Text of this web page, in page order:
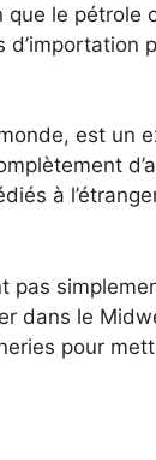
que le pétrole
d’importation
est un
à
dans le
pour